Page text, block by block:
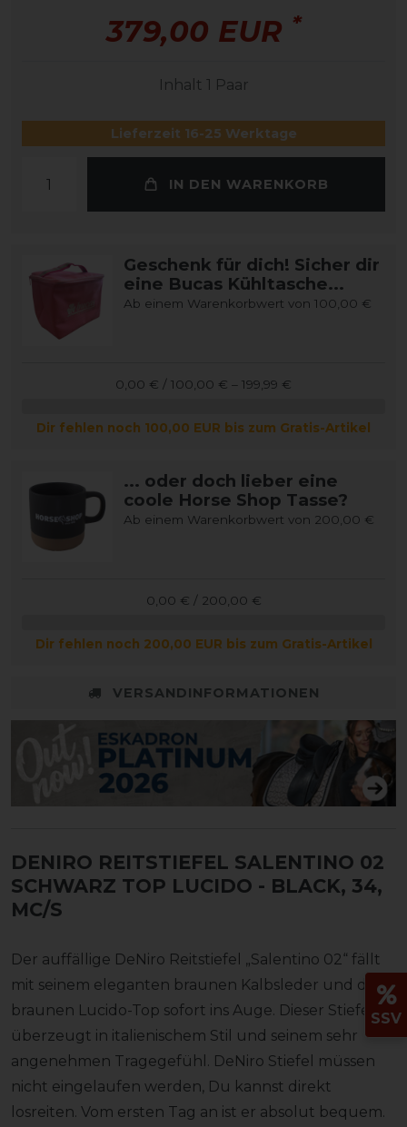
379,00 EUR *
Inhalt 1 Paar
Lieferzeit 16-25 Werktage
IN DEN WARENKORB
Geschenk für dich! Sicher dir
eine Bucas Kühltasche...
Ab einem Warenkorbwert von 100,00 €
0,00 € / 100,00 € – 199,99 €
Dir fehlen noch 100,00 EUR bis zum Gratis-Artikel
... oder doch lieber eine
coole Horse Shop Tasse?
Ab einem Warenkorbwert von 200,00 €
0,00 € / 200,00 €
Dir fehlen noch 200,00 EUR bis zum Gratis-Artikel
VERSANDINFORMATIONEN
DENIRO REITSTIEFEL SALENTINO 02
SCHWARZ TOP LUCIDO - BLACK, 34,
MC/S
Der auffällige DeNiro Reitstiefel „Salentino 02“ fällt
mit seinem eleganten braunen Kalbsleder und dem
braunen Lucido-Top sofort ins Auge. Dieser Stiefel
überzeugt in italienischem Stil und seinem sehr
angenehmen Tragegefühl. DeNiro Stiefel müssen
nicht eingelaufen werden, Du kannst direkt
losreiten. Vom ersten Tag an ist er absolut bequem.
SSV